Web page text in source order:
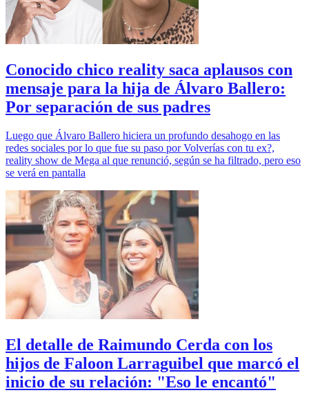
Conocido chico reality saca aplausos con
mensaje para la hija de Álvaro Ballero:
Por separación de sus padres
Luego que Álvaro Ballero hiciera un profundo desahogo en las
redes sociales por lo que fue su paso por Volverías con tu ex?,
reality show de Mega al que renunció, según se ha filtrado, pero eso
se verá en pantalla
El detalle de Raimundo Cerda con los
hijos de Faloon Larraguibel que marcó el
inicio de su relación: "Eso le encantó"